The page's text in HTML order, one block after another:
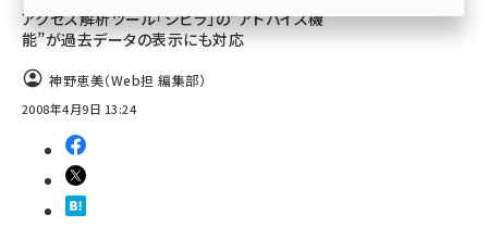
アクセス解析ツール「シビラ」の“アドバイス機
能”が過去データの表示にも対応
神野恵美（Web担 編集部）
2008年4月9日 13:24